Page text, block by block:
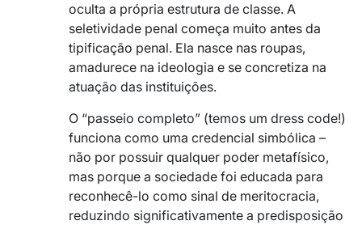
oculta a própria estrutura de classe. A
seletividade penal começa muito antes da
tipificação penal. Ela nasce nas roupas,
amadurece na ideologia e se concretiza na
atuação das instituições.
O “passeio completo” (temos um dress code!)
funciona como uma credencial simbólica –
não por possuir qualquer poder metafísico,
mas porque a sociedade foi educada para
reconhecê-lo como sinal de meritocracia,
reduzindo significativamente a predisposição